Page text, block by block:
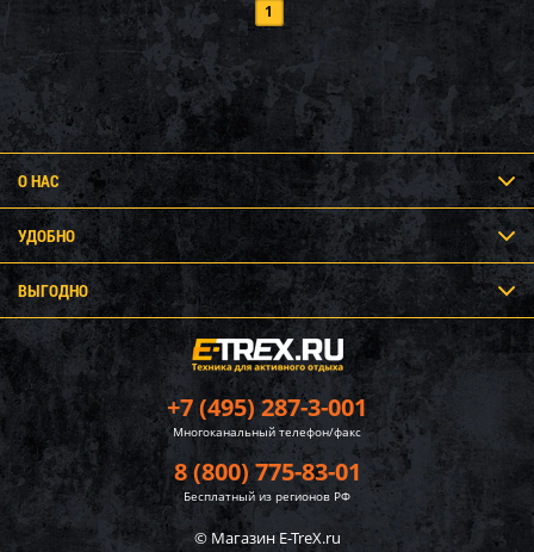
1
+7 (495) 287-3-001
Многоканальный телефон/факс
8 (800) 775-83-01
Бесплатный из регионов РФ
© Магазин E-TreX.ru
О НАС
УДОБНО
ВЫГОДНО